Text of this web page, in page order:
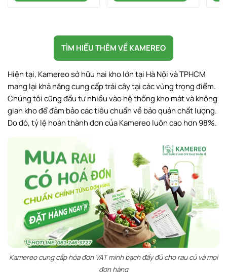
TÌM HIỂU THÊM VỀ KAMEREO
Hiện tại, Kamereo sở hữu hai kho lớn tại Hà Nội và TPHCM
mang lại khả năng cung cấp trái cây tại các vùng trọng điểm.
Chúng tôi cũng đầu tư nhiều vào hệ thống kho mát và không
gian kho để đảm bảo các tiêu chuẩn về bảo quản chất lượng.
Do đó, tỷ lệ hoàn thành đơn của Kamereo luôn cao hơn 98%.
Kamereo cung cấp hóa đơn VAT minh bạch đầy đủ cho rau củ và mọi
đơn hàng